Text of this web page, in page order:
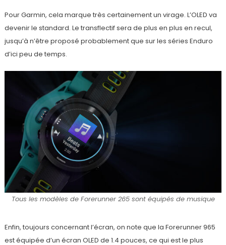
Pour Garmin, cela marque très certainement un virage. L’OLED va
devenir le standard. Le transflectif sera de plus en plus en recul,
jusqu’à n’être proposé probablement que sur les séries Enduro
d’ici peu de temps.
Tous les modèles de Forerunner 265 sont équipés de musique
Enfin, toujours concernant l’écran, on note que la Forerunner 965
est équipée d’un écran OLED de 1.4 pouces, ce qui est le plus